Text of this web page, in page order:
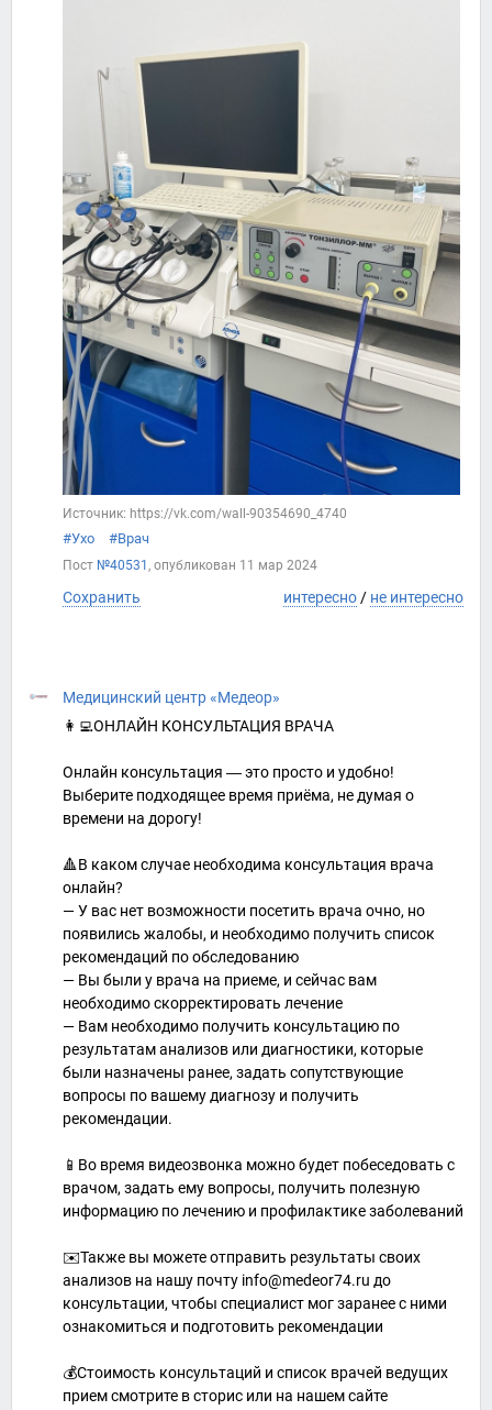
Источник: https://vk.com/wall-90354690_4740
#Ухо #Врач
Пост №40531 , опубликован 11 мар 2024
Сохранить интересно / не интересно
Медицинский центр «Медеор»
👩‍💻ОНЛАЙН КОНСУЛЬТАЦИЯ ВРАЧА
Онлайн консультация ― это просто и удобно!
Выберите подходящее время приёма, не думая о
времени на дорогу!
🔺В каком случае необходима консультация врача
онлайн?
— У вас нет возможности посетить врача очно, но
появились жалобы, и необходимо получить список
рекомендаций по обследованию
— Вы были у врача на приеме, и сейчас вам
необходимо скорректировать лечение
— Вам необходимо получить консультацию по
результатам анализов или диагностики, которые
были назначены ранее, задать сопутствующие
вопросы по вашему диагнозу и получить
рекомендации.
📱Во время видеозвонка можно будет побеседовать с
врачом, задать ему вопросы, получить полезную
информацию по лечению и профилактике заболеваний
✉️Также вы можете отправить результаты своих
анализов на нашу почту info@medeor74.ru до
консультации, чтобы специалист мог заранее с ними
ознакомиться и подготовить рекомендации
💰Стоимость консультаций и список врачей ведущих
прием смотрите в сторис или на нашем сайте